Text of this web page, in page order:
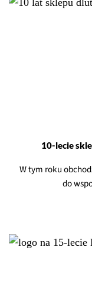
10-lecie
W tym roku
do